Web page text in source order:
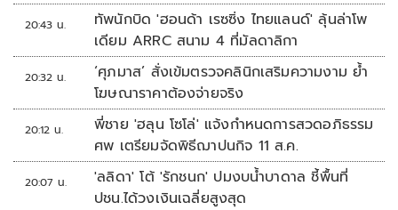
20:43 น.
ทัพนักบิด 'ฮอนด้า เรซซิ่ง ไทยแลนด์' ลุ้นล่าโพ
เดียม ARRC สนาม 4 ที่มัลดาลิกา
20:32 น.
‘ศุภมาส’ สั่งเข้มตรวจคลินิกเสริมความงาม ย้ำ
โฆษณาราคาต้องจ่ายจริง
20:12 น.
พี่ชาย 'ฮลุน โซโล่' แจ้งกำหนดการสวดอภิธรรม
ศพ เตรียมจัดพิธีฌาปนกิจ 11 ส.ค.
20:07 น.
'ลลิดา' โต้ 'รักชนก' ปมงบน้ำบาดาล ชี้พื้นที่
ปชน.ได้วงเงินเฉลี่ยสูงสุด